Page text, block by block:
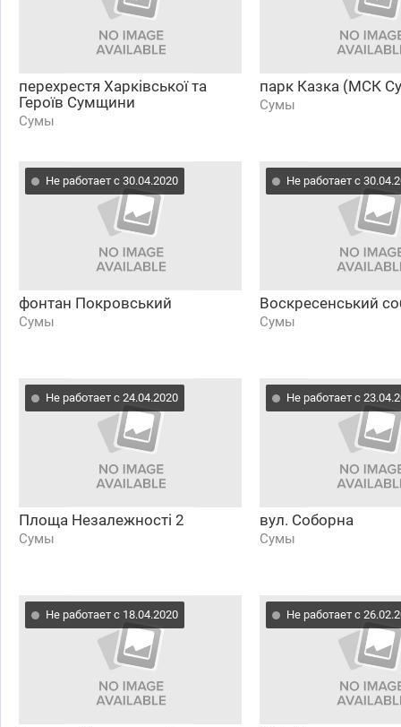
перехрестя Харківської та
Героїв Сумщини
Сумы
парк Казка (МСК
Сумы
Не работает с 30.04.2020
фонтан Покровський
Сумы
Не работает с
Воскресенський
Сумы
Не работает с 24.04.2020
Площа Незалежності 2
Сумы
Не работает с
вул. Соборна
Сумы
Не работает с 18.04.2020 Не работает с